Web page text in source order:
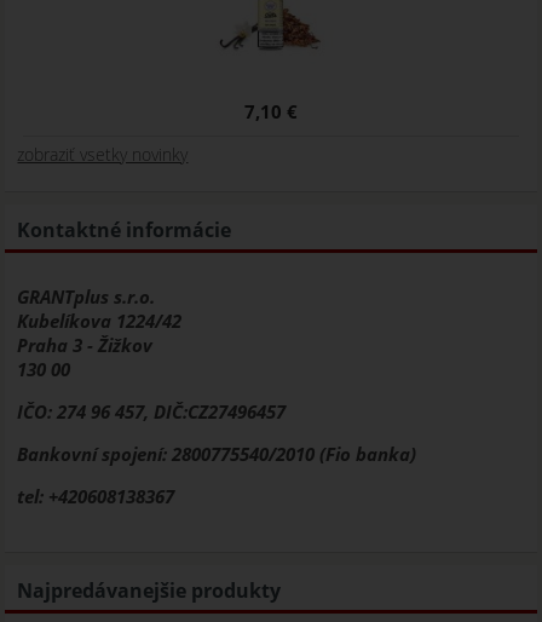
7,10 €
zobraziť vsetky novinky
Kontaktné informácie
GRANTplus s.r.o.
Kubelíkova 1224/42
Praha 3 - Žižkov
130 00
IČO: 274 96 457, DIČ:CZ27496457
Bankovní spojení: 2800775540/2010 (Fio banka)
tel: +420608138367
Najpredávanejšie produkty